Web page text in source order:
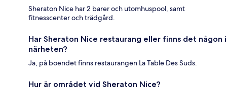
Sheraton Nice har 2 barer och utomhuspool, samt
fitnesscenter och trädgård.
Har Sheraton Nice restaurang eller finns det någon i
närheten?
Ja, på boendet finns restaurangen La Table Des Suds.
Hur är området vid Sheraton Nice?